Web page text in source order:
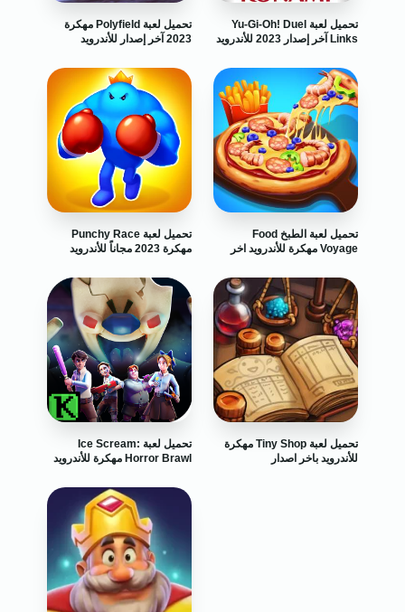
تحميل لعبة Polyfield مهكرة
2023 آخر إصدار للأندرويد
تحميل لعبة Yu-Gi-Oh! Duel
Links آخر إصدار 2023 للأندرويد
تحميل لعبة Punchy Race
مهكرة 2023 مجاناً للأندرويد
تحميل لعبة الطبخ Food
Voyage مهكرة للأندرويد اخر
تحميل لعبة Ice Scream:
Horror Brawl مهكرة للأندرويد
تحميل لعبة Tiny Shop مهكرة
للأندرويد باخر اصدار